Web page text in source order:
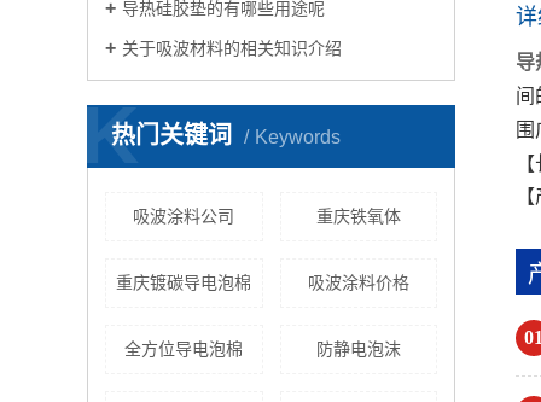
导热硅胶垫的有哪些用途呢
关于吸波材料的相关知识介绍
热门关键词 Keywords
K
吸波涂料公司 重庆铁氧体
重庆镀碳导电泡棉 吸波涂料价格
全方位导电泡棉 防静电泡沫
导
间